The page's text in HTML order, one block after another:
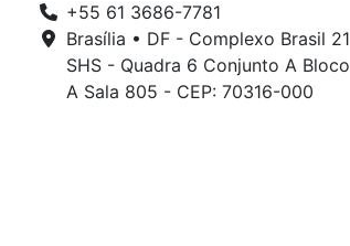
+55 61 3686-7781
Brasília • DF - Complexo Brasil 21
SHS - Quadra 6 Conjunto A Bloco
A Sala 805 - CEP: 70316-000